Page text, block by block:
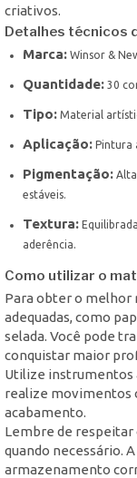
criativos.
Detalhes técnicos
Marca: Winsor &
Quantidade: 30
Tipo: Material
Aplicação: Pintura
Pigmentação:
estáveis.
Textura:
aderência.
Como utilizar o
Para obter o melhor
adequadas, como
selada. Você pode
conquistar maior
Utilize instrumentos
realize movimentos
acabamento.
Lembre de respeitar
quando necessário.
armazenamento